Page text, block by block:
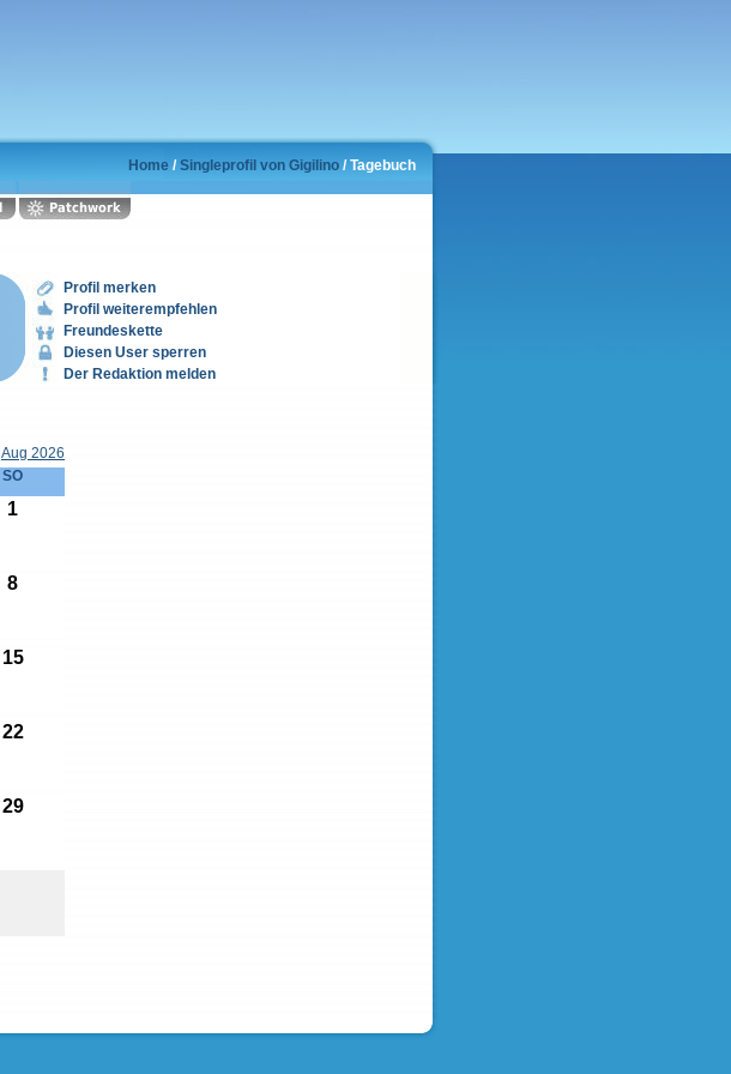
Home / Singleprofil von Gigilino / Tagebuch
Profil merken
Profil weiterempfehlen
Freundeskette
Diesen User sperren
Der Redaktion melden
Aug 2026
SO
1
8
15
22
29